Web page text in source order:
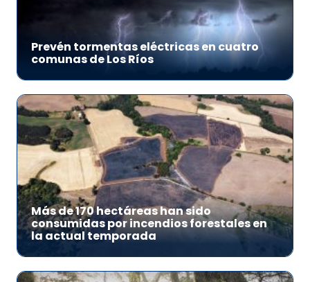
Prevén tormentas eléctricas en cuatro
comunas de Los Ríos
Más de 170 hectáreas han sido
consumidas por incendios forestales en
la actual temporada